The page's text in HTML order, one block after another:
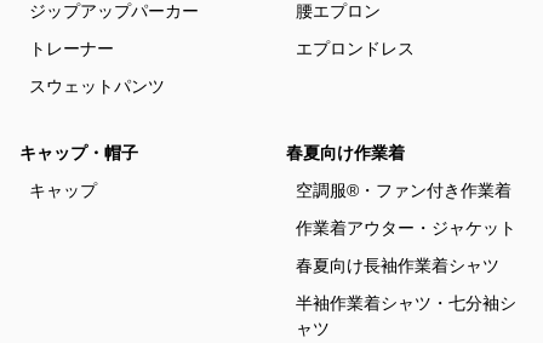
ジップアップパーカー
トレーナー
スウェットパンツ
腰エプロン
エプロンドレス
キャップ・帽子
キャップ
春夏向け作業着
空調服®・ファン付き作業着
作業着アウター・ジャケット
春夏向け長袖作業着シャツ
半袖作業着シャツ・七分袖シ
ャツ